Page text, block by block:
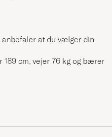
at du vælger din
189 cm, vejer 76 kg og bærer